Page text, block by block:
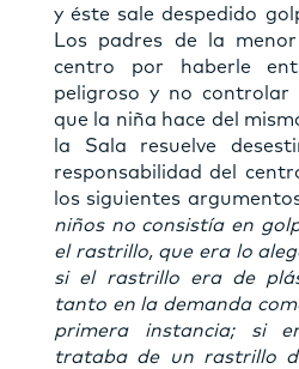
y éste sale despedido
Los padres de la menor
centro por haberle
peligroso y no controlar
que la niña hace del
la Sala resuelve
responsabilidad del
los siguientes
niños no consistía en
el rastrillo, que era lo
si el rastrillo era de
tanto en la demanda
primera instancia; si
trataba de un rastrillo